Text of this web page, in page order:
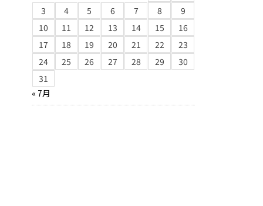
3
4 5 6 7 8
9
10
11 12 13 14 15
16
17
18 19 20 21 22
23
24
25 26 27 28 29
30
31
« 7月